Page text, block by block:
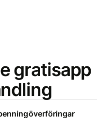
gratisapp